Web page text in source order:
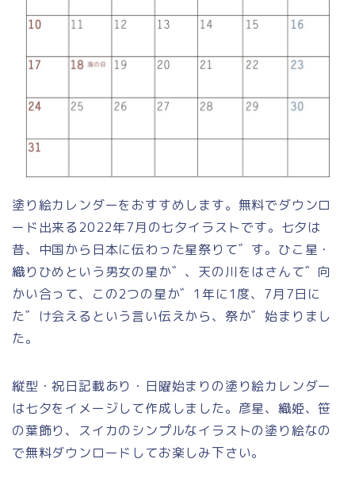
塗り絵カレンダーをおすすめします。無料でダウンロ
ード出来る2022年7月の七夕イラストです。七夕は
昔、中国から日本に伝わった星祭りて゛す。ひこ星・
織りひめという男女の星か゛、天の川をはさんて゛向
かい合って、この2つの星か゛1年に1度、7月7日に
た゛け会えるという言い伝えから、祭か゛始まりまし
た。
縦型・祝日記載あり・日曜始まりの塗り絵カレンダー
は七夕をイメージして作成しました。彦星、織姫、笹
の葉飾り、スイカのシンプルなイラストの塗り絵なの
で無料ダウンロードしてお楽しみ下さい。